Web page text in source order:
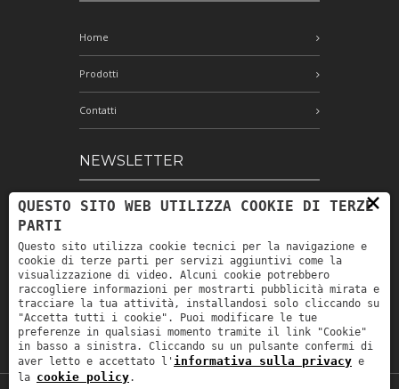
Home
Prodotti
Contatti
NEWSLETTER
Iscriviti alla nostra newsletter e rimani
Ho letto e accetto le condizioni
indicate nell'informativa sulla privacy *
×
QUESTO SITO WEB UTILIZZA COOKIE DI TERZE
PARTI
Questo sito utilizza cookie tecnici per la navigazione e
cookie di terze parti per servizi aggiuntivi come la
visualizzazione di video. Alcuni cookie potrebbero
raccogliere informazioni per mostrarti pubblicità mirata e
tracciare la tua attività, installandosi solo cliccando su
"Accetta tutti i cookie". Puoi modificare le tue
preferenze in qualsiasi momento tramite il link "Cookie"
in basso a sinistra. Cliccando su un pulsante confermi di
aver letto e accettato l' informativa sulla privacy e
la cookie policy.